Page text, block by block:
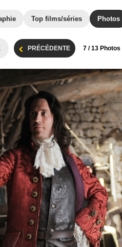
Top films/séries Photos
PRÉCÉDENTE 7 / 13 Photos